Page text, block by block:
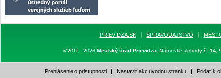
PRIEVIDZA.SK SPRAVODAJSTVO
©2011 - 2026 Mestský úrad Prievidza, Námestie slobody č. 14,
Prehlásenie o pristupnosti Nastaviť ako úvodnú stránku Pridať k